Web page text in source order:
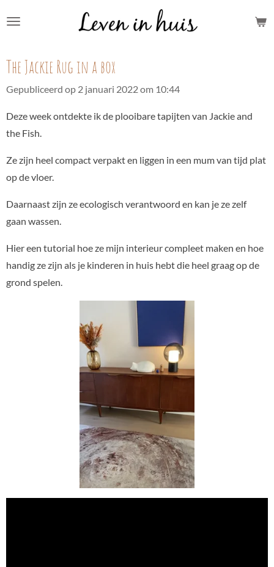
de
The Jackie Rug in a box
Gepubliceerd op 2 januari 2022 om 10:44
Deze week ontdekte ik de plooibare tapijten van Jackie and
the Fish.
Ze zijn heel compact verpakt en liggen in een mum van tijd plat
op de vloer.
Daarnaast zijn ze ecologisch verantwoord en kan je ze zelf
gaan wassen.
Hier een tutorial hoe ze mijn interieur compleet maken en hoe
handig ze zijn als je kinderen in huis hebt die heel graag op de
grond spelen.